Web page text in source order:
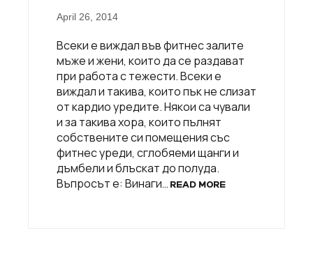
April 26, 2014
Всеки е виждал във фитнес залите
мъже и жени, които да се раздават
при работа с тежести. Всеки е
виждал и такива, които пък не слизат
от кардио уредите. Някои са чували
и за такива хора, които пълнят
собствените си помещения със
фитнес уреди, сглобяеми щанги и
дъмбели и блъскат до полуда.
Въпросът е: Винаги… READ MORE